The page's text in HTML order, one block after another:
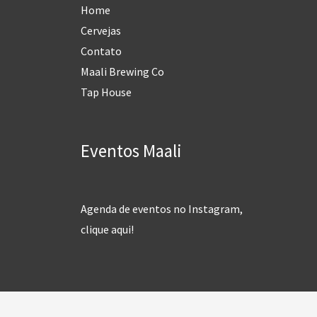
Home
Cervejas
Contato
Maali Brewing Co
Tap House
Eventos Maali
Agenda de eventos no Instagram,
clique aqui!